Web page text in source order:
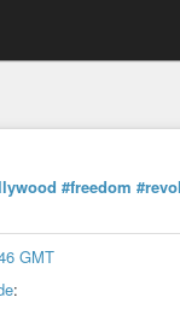
#freedom
GMT
: